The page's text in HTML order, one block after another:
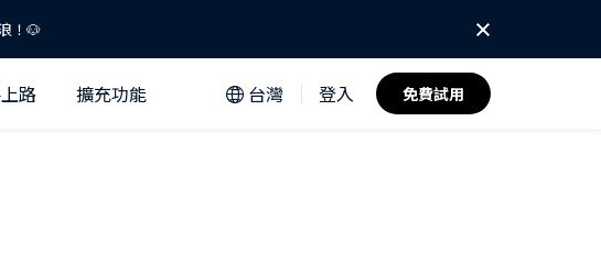
路 擴充功能 台灣 登入 免費試用
！🐶
」👉